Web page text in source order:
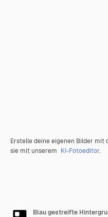
Erstelle deine eigenen Bilder mit
sie mit unserem KI-Fotoeditor.
Blau gestreifte